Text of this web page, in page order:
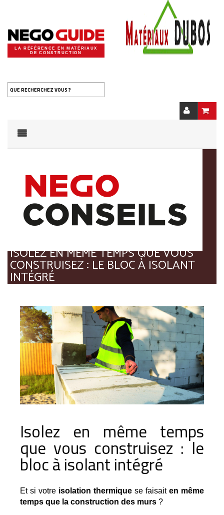
LA RÉFÉRENCE EN MATÉRIAUX
DE CONSTRUCTION
QUE RECHERCHEZ VOUS ?
ISOLEZ EN MÊME TEMPS QUE VOUS
CONSTRUISEZ : LE BLOC À ISOLANT
INTÉGRÉ
Isolez en même temps
que vous construisez : le
bloc à isolant intégré
Et si votre isolation thermique se faisait en même
temps que la construction des murs ?